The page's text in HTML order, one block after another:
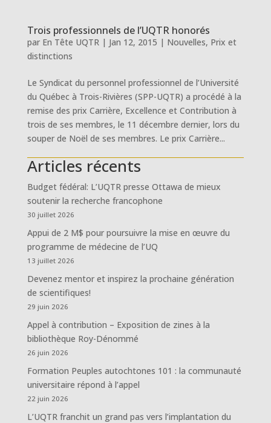
Trois professionnels de l’UQTR honorés
par En Tête UQTR| Jan 12, 2015 | Nouvelles, Prix et
distinctions
Le Syndicat du personnel professionnel de l’Université
du Québec à Trois-Rivières (SPP-UQTR) a procédé à la
remise des prix Carrière, Excellence et Contribution à
trois de ses membres, le 11 décembre dernier, lors du
souper de Noël de ses membres. Le prix Carrière...
Articles récents
Budget fédéral: L’UQTR presse Ottawa de mieux
soutenir la recherche francophone
30 juillet 2026
Appui de 2 M$ pour poursuivre la mise en œuvre du
programme de médecine de l’UQ
13 juillet 2026
Devenez mentor et inspirez la prochaine génération
de scientifiques!
29 juin 2026
Appel à contribution – Exposition de zines à la
bibliothèque Roy-Dénommé
26 juin 2026
Formation Peuples autochtones 101 : la communauté
universitaire répond à l’appel
22 juin 2026
L’UQTR franchit un grand pas vers l’implantation du